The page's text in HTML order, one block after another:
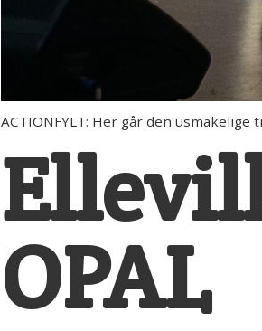
ACTIONFYLT: Her går den
OPAL